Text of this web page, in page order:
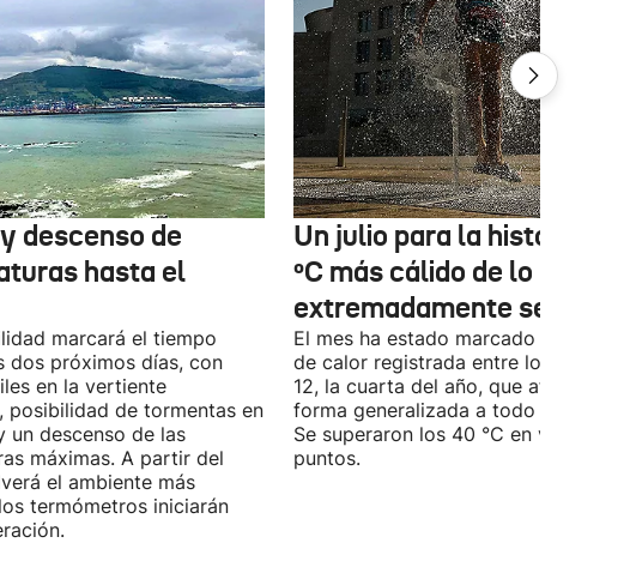
descenso de
hasta el
marcará el tiempo
dos próximos días, con
en la vertiente
posibilidad de tormentas en
un descenso de las
máximas. A partir del
el ambiente más
termómetros iniciarán
Un julio para la historia: 3,6
ºC más cálido de lo
extremadamente seco
El mes ha estado marcado por la ola
de calor registrada entre los días 5 y
12, la cuarta del año, que afectó de
forma generalizada a todo el
Se superaron los 40 °C en varios
puntos.